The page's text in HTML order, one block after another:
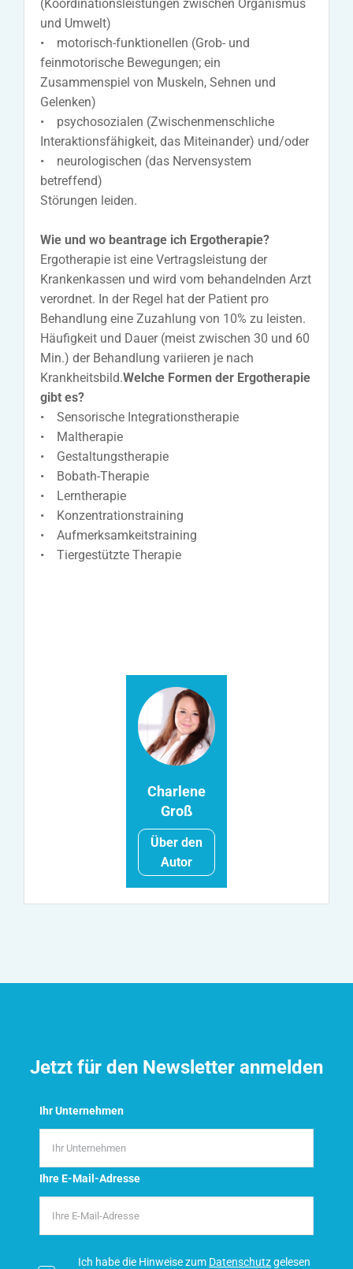
(Koordinationsleistungen zwischen Organismus
und Umwelt)
• motorisch-funktionellen (Grob- und
feinmotorische Bewegungen; ein
Zusammenspiel von Muskeln, Sehnen und
Gelenken)
• psychosozialen (Zwischenmenschliche
Interaktionsfähigkeit, das Miteinander) und/oder
• neurologischen (das Nervensystem
betreffend)
Störungen leiden.
Wie und wo beantrage ich Ergotherapie?
Ergotherapie ist eine Vertragsleistung der
Krankenkassen und wird vom behandelnden Arzt
verordnet. In der Regel hat der Patient pro
Behandlung eine Zuzahlung von 10% zu leisten.
Häufigkeit und Dauer (meist zwischen 30 und 60
Min.) der Behandlung variieren je nach
Krankheitsbild.Welche Formen der Ergotherapie
gibt es?
• Sensorische Integrationstherapie
• Maltherapie
• Gestaltungstherapie
• Bobath-Therapie
• Lerntherapie
• Konzentrationstraining
• Aufmerksamkeitstraining
• Tiergestützte Therapie
Charlene
Groß
Über den
Autor
Jetzt für den Newsletter anmelden
Ihr Unternehmen
Ihre E-Mail-Adresse
Ich habe die Hinweise zum Datenschutzgelesen